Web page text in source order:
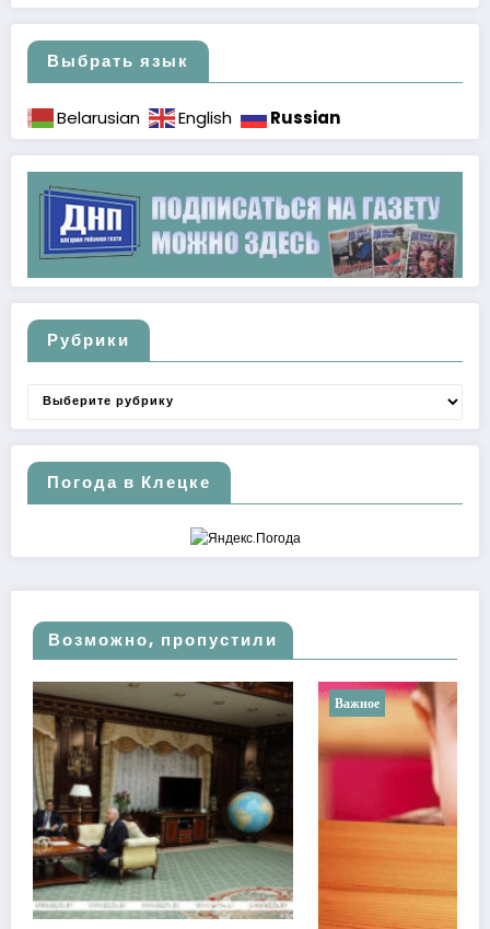
Выбрать язык
Belarusian English Russian
Рубрики
Рубрики
Погода в Клецке
Возможно, пропустили
Важное